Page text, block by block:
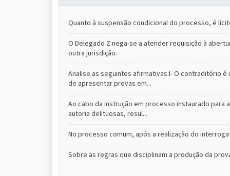
Quanto à suspensão condicional do processo, é
O Delegado Z nega-se a atender requisição à
outra jurisdição.
Analise as seguintes afirmativas:I- O contraditório
de apresentar provas em...
Ao cabo da instrução em processo instaurado
autoria delituosas, resul...
No processo comum, após a realização do
Sobre as regras que disciplinam a produção da